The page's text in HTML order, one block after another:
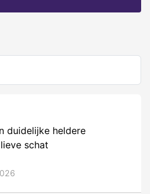
duidelijke heldere
schat